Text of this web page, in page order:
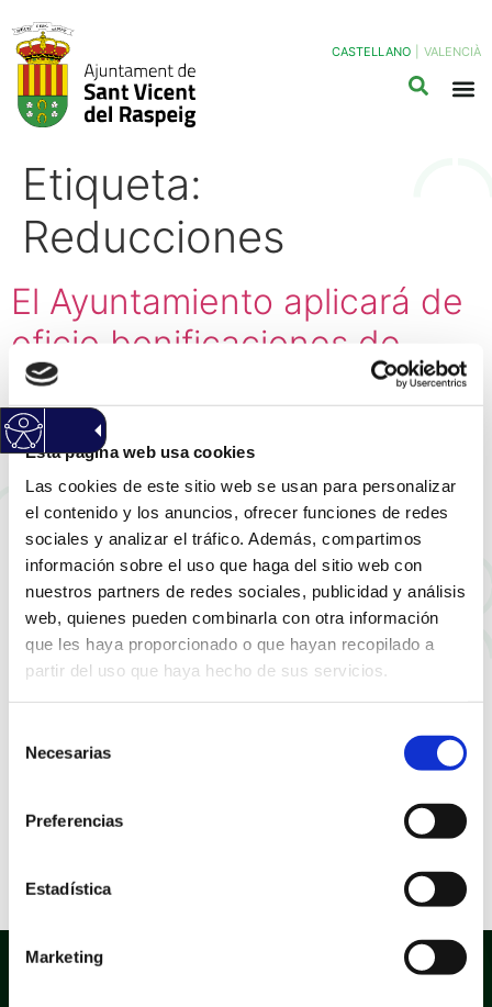
Esta página web usa cookies
Las cookies de este sitio web se usan para personalizar
el contenido y los anuncios, ofrecer funciones de redes
sociales y analizar el tráfico. Además, compartimos
información sobre el uso que haga del sitio web con
nuestros partners de redes sociales, publicidad y análisis
web, quienes pueden combinarla con otra información
que les haya proporcionado o que hayan recopilado a
partir del uso que haya hecho de sus servicios.
Necesarias
Preferencias
Estadística
Marketing
CASTELLANO VALENCIÀ
Etiqueta:
Reducciones
El Ayuntamiento aplicará de
oficio bonificaciones de
hasta el 16% a los
ciudadanos que se
impliquen en el sistema de
recogida de materia
orgánica
Patronales y de Moros y Cristianos de 2026.